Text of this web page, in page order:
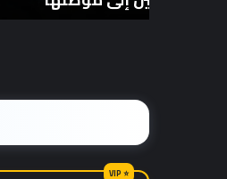
الزمن؟